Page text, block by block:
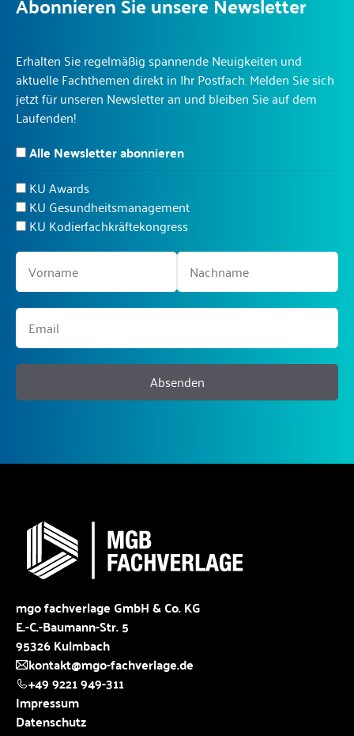
Erhalten Sie regelmäßig spannende Neuigkeiten und
aktuelle Fachthemen direkt in Ihr Postfach. Melden Sie sich
jetzt für unseren Newsletter an und bleiben Sie auf dem
Laufenden!
Alle Newsletter abonnieren
KU Awards
KU Gesundheitsmanagement
KU Kodierfachkräftekongress
Absenden
mgo fachverlage GmbH & Co. KG
E.-C.-Baumann-Str. 5
95326 Kulmbach
kontakt@mgo-fachverlage.de
+49 9221 949-311
Impressum
Datenschutz